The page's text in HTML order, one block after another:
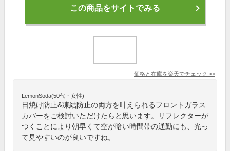
この商品をサイトでみる
価格と在庫を楽天でチェック >>
LemonSoda(50代・女性)
日焼け防止&凍結防止の両方を叶えられるフロントガラス
カバーをご検討いただけたらと思います。リフレクターが
つくことにより朝早くて空が暗い時間帯の通勤にも、光っ
て見やすいのが良いですね。